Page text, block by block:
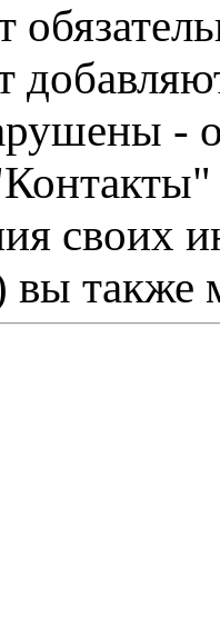
-
своих
вы также